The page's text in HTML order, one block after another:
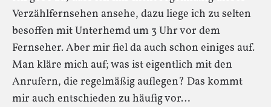
Verzählfernsehen ansehe, dazu liege ich zu selten
besoffen mit Unterhemd um 3 Uhr vor dem
Fernseher. Aber mir fiel da auch schon einiges auf.
Man kläre mich auf; was ist eigentlich mit den
Anrufern, die regelmäßig auflegen? Das kommt
mir auch entschieden zu häufig vor…